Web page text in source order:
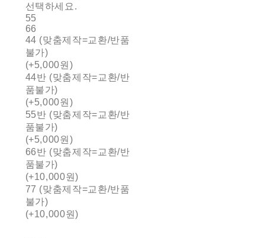
선택하세요.
55
66
44 (맞춤제작=교환/반품
불가)
(+5,000원)
44반 (맞춤제작=교환/반
품불가)
(+5,000원)
55반 (맞춤제작=교환/반
품불가)
(+5,000원)
66반 (맞춤제작=교환/반
품불가)
(+10,000원)
77 (맞춤제작=교환/반품
불가)
(+10,000원)